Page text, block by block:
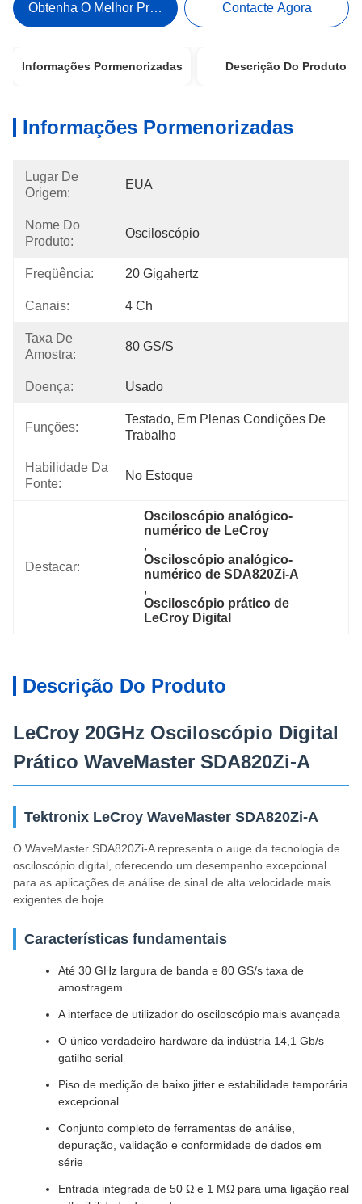
Obtenha O Melhor Preço Contacte Agora
Informações Pormenorizadas Descrição Do Produto
Informações Pormenorizadas
Lugar De
Origem:
EUA
Nome Do
Produto:
Osciloscópio
Freqüência: 20 Gigahertz
Canais: 4 Ch
Taxa De
Amostra:
80 GS/s
Doença: Usado
Funções:
Testado, Em Plenas Condições De
Trabalho
Habilidade Da
Fonte:
No Estoque
Destacar:
Osciloscópio analógico-
numérico de LeCroy
,
Osciloscópio analógico-
numérico de SDA820Zi-A
,
Osciloscópio prático de
LeCroy Digital
Descrição Do Produto
LeCroy 20GHz Osciloscópio Digital
Prático WaveMaster SDA820Zi-A
Tektronix LeCroy WaveMaster SDA820Zi-A
O WaveMaster SDA820Zi-A representa o auge da tecnologia de
osciloscópio digital, oferecendo um desempenho excepcional
para as aplicações de análise de sinal de alta velocidade mais
exigentes de hoje.
Características fundamentais
Até 30 GHz largura de banda e 80 GS/s taxa de
amostragem
A interface de utilizador do osciloscópio mais avançada
O único verdadeiro hardware da indústria 14,1 Gb/s
gatilho serial
Piso de medição de baixo jitter e estabilidade temporária
excepcional
Conjunto completo de ferramentas de análise,
depuração, validação e conformidade de dados em
série
Entrada integrada de 50 Ω e 1 MΩ para uma ligação real